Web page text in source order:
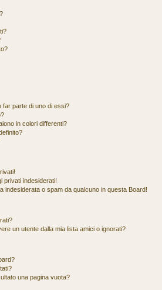
far parte di uno di essi?
in colori differenti?
privati indesiderati!
indesiderata o spam da qualcuno in questa Board!
un utente dalla mia lista amici o ignorati?
una pagina vuota?